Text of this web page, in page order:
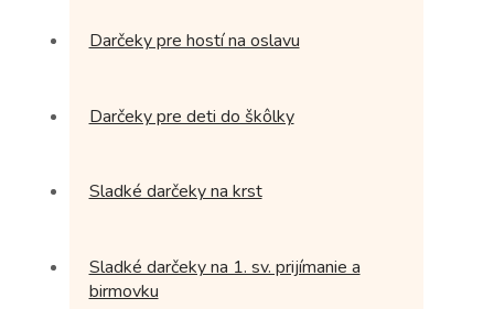
Darčeky pre hostí na oslavu
Darčeky pre deti do škôlky
Sladké darčeky na krst
Sladké darčeky na 1. sv. prijímanie a
birmovku